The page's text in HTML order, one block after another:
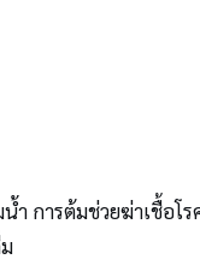
การต้มช่วยฆ่าเชื้อ